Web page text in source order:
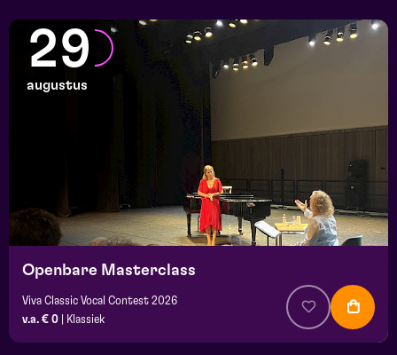
29
augustus
Openbare Masterclass
Viva Classic Vocal Contest 2026
v.a. € 0
Klassiek